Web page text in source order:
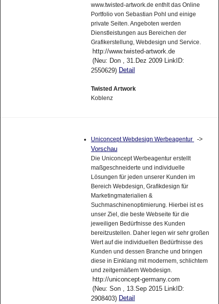
www.twisted-artwork.de enthlt das Online
Portfolio von Sebastian Pohl und einige
private Seiten. Angeboten werden
Dienstleistungen aus Bereichen der
Grafikerstellung, Webdesign und Service.
http://www.twisted-artwork.de
(Neu: Don , 31.Dez 2009 LinkID:
2550629) Detail
Twisted Artwork
Koblenz
Uniconcept Webdesign Werbeagentur
->
Vorschau
Die Uniconcept Werbeagentur erstellt
maßgeschneiderte und individuelle
Lösungen für jeden unserer Kunden im
Bereich Webdesign, Grafikdesign für
Marketingmaterialien &
Suchmaschinenoptimierung. Hierbei ist es
unser Ziel, die beste Webseite für die
jeweiligen Bedürfnisse des Kunden
bereitzustellen. Daher legen wir sehr großen
Wert auf die individuellen Bedürfnisse des
Kunden und dessen Branche und bringen
diese in Einklang mit modernem, schlichtem
und zeitgemäßem Webdesign.
http://uniconcept-germany.com
(Neu: Son , 13.Sep 2015 LinkID:
2908403) Detail